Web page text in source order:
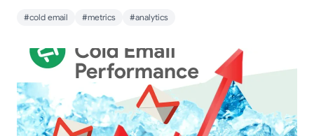
#cold email #metrics #analytics